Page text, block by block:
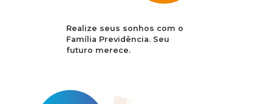
Realize seus sonhos com o
Família Previdência. Seu
futuro merece.